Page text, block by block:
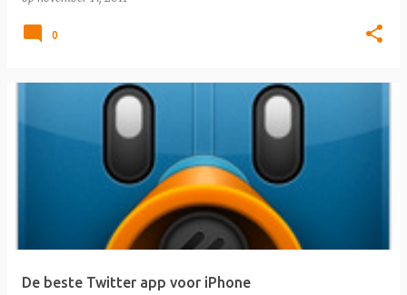
0
De beste Twitter app voor iPhone